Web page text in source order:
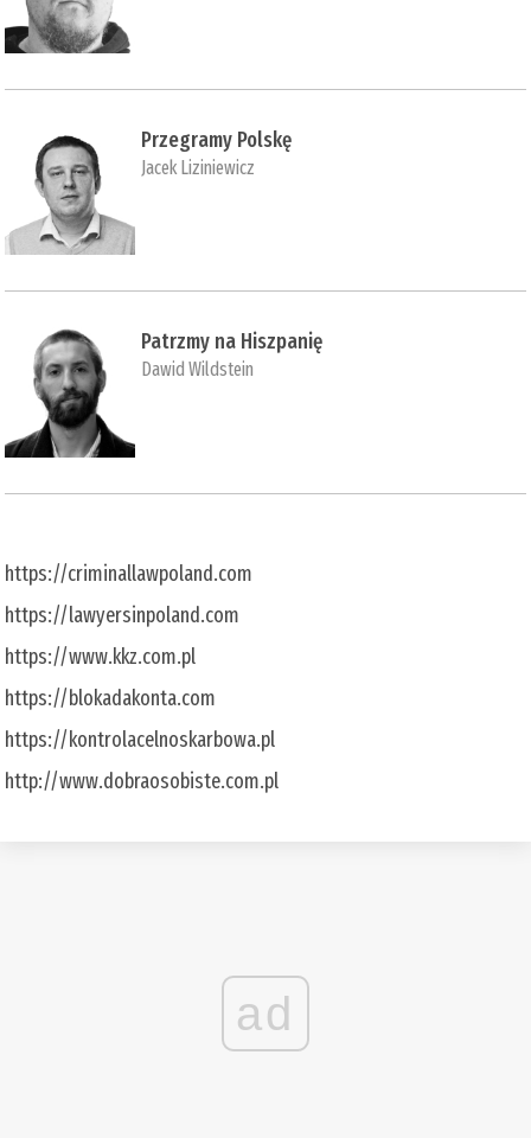
Przegramy Polskę
Jacek Liziniewicz
Patrzmy na Hiszpanię
Dawid Wildstein
https://criminallawpoland.com
https://lawyersinpoland.com
https://www.kkz.com.pl
https://blokadakonta.com
https://kontrolacelnoskarbowa.pl
http://www.dobraosobiste.com.pl
ad